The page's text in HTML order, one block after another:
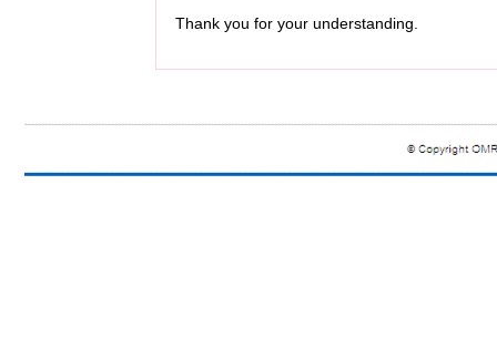
Thank you for your understanding.